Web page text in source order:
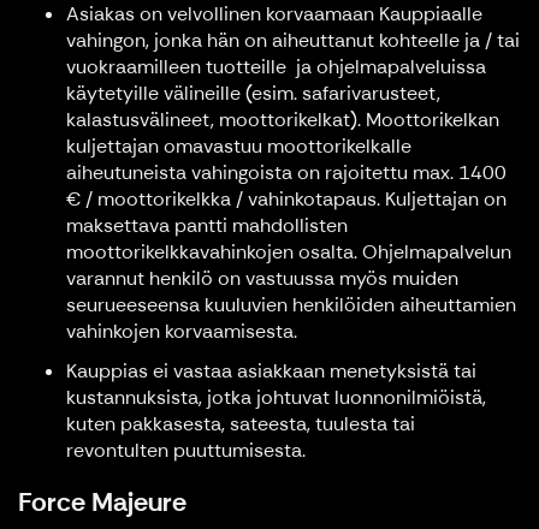
Asiakas on velvollinen korvaamaan Kauppiaalle
vahingon, jonka hän on aiheuttanut kohteelle ja / tai
vuokraamilleen tuotteille ja ohjelmapalveluissa
käytetyille välineille (esim. safarivarusteet,
kalastusvälineet, moottorikelkat). Moottorikelkan
kuljettajan omavastuu moottorikelkalle
aiheutuneista vahingoista on rajoitettu max. 1400
€ / moottorikelkka / vahinkotapaus. Kuljettajan on
maksettava pantti mahdollisten
moottorikelkkavahinkojen osalta. Ohjelmapalvelun
varannut henkilö on vastuussa myös muiden
seurueeseensa kuuluvien henkilöiden aiheuttamien
vahinkojen korvaamisesta.
Kauppias ei vastaa asiakkaan menetyksistä tai
kustannuksista, jotka johtuvat luonnonilmiöistä,
kuten pakkasesta, sateesta, tuulesta tai
revontulten puuttumisesta.
Force Majeure